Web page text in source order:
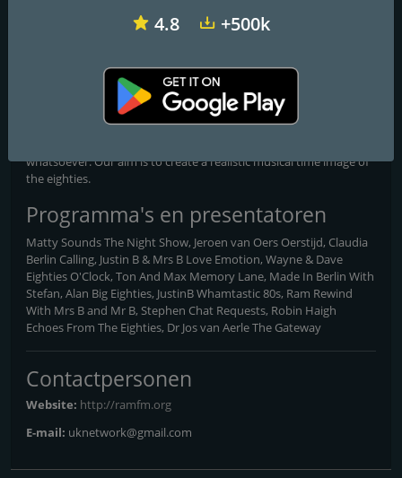
♫~All The Best From The Eighties~♫
between and around 1975-1995. We play all genres of eighties
music, from punk to disco, from synth-pop to italo, from rock to
easy listening and from new wave to dance. We play these
different genres of eighties music in no special order and without
whatsoever. Our aim is to create a realistic musical time image of
the eighties.
Programma's en presentatoren
Matty Sounds The Night Show, Jeroen van Oers Oerstijd, Claudia
Berlin Calling, Justin B & Mrs B Love Emotion, Wayne & Dave
Eighties O'Clock, Ton And Max Memory Lane, Made In Berlin With
Stefan, Alan Big Eighties, JustinB Whamtastic 80s, Ram Rewind
With Mrs B and Mr B, Stephen Chat Requests, Robin Haigh
Echoes From The Eighties, Dr Jos van Aerle The Gateway
Contactpersonen
Website: http://ramfm.org
E-mail: uknetwork@gmail.com
4.8 +500k